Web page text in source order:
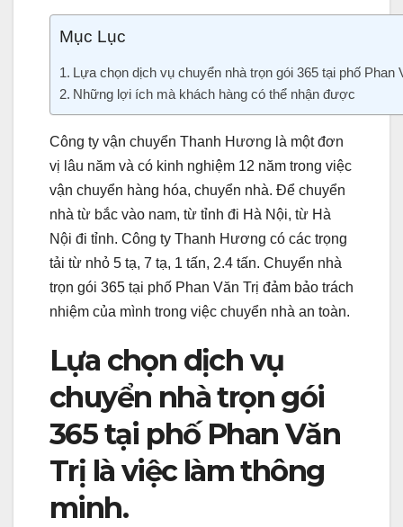
Mục Lục
Lựa chọn dịch vụ chuyển nhà trọn gói 365 tại phố Phan
Những lợi ích mà khách hàng có thể nhận được
Công ty vận chuyển Thanh Hương là một đơn
vị lâu năm và có kinh nghiệm 12 năm trong việc
vận chuyển hàng hóa, chuyển nhà. Để chuyển
nhà từ bắc vào nam, từ tỉnh đi Hà Nội, từ Hà
Nội đi tỉnh. Công ty Thanh Hương có các trọng
tải từ nhỏ 5 tạ, 7 tạ, 1 tấn, 2.4 tấn. Chuyển nhà
trọn gói 365 tại phố Phan Văn Trị đảm bảo trách
nhiệm của mình trong việc chuyển nhà an toàn.
Lựa chọn dịch vụ
chuyển nhà trọn gói
365 tại phố Phan Văn
Trị là việc làm thông
minh.